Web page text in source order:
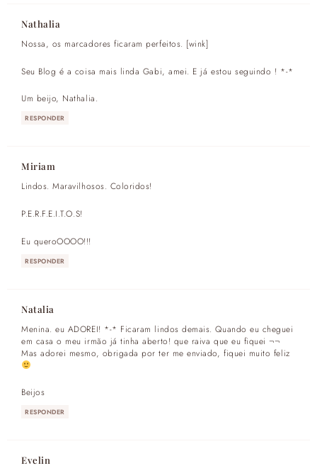
Nathalia
Nossa, os marcadores ficaram perfeitos. [wink]
Seu Blog é a coisa mais linda Gabi, amei. E já estou seguindo ! *-*
Um beijo, Nathalia.
RESPONDER
Miriam
Lindos. Maravilhosos. Coloridos!
P.E.R.F.E.I.T.O.S!
Eu queroOOOO!!!
RESPONDER
Natalia
Menina. eu ADOREI! *-* Ficaram lindos demais. Quando eu cheguei
em casa o meu irmão já tinha aberto! que raiva que eu fiquei ¬¬
Mas adorei mesmo, obrigada por ter me enviado, fiquei muito feliz
Beijos
RESPONDER
Evelin